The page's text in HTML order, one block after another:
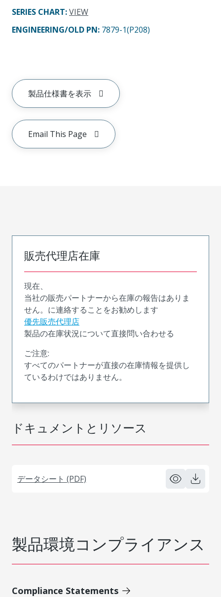
SERIES CHART:VIEW
ENGINEERING/OLD PN: 7879-1(P208)
製品仕様書を表示
Email This Page
ドキュメントとリソース
データシート (PDF)
販売代理店在庫
現在、
当社の販売パートナーから在庫の報告はありま
せん。に連絡することをお勧めします
優先販売代理店
製品の在庫状況について直接問い合わせる
ご注意:
すべてのパートナーが直接の在庫情報を提供し
ているわけではありません。
製品環境コンプライアンス
Compliance Statements